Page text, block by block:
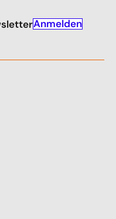
Anmelden